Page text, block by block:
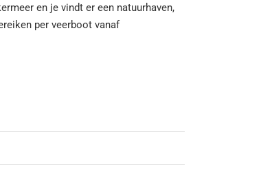
en je vindt er een natuurhaven,
per veerboot vanaf